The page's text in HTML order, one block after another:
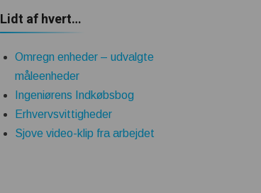
Lidt af hvert…
Omregn enheder – udvalgte
måleenheder
Ingeniørens Indkøbsbog
Erhvervsvittigheder
Sjove video-klip fra arbejdet